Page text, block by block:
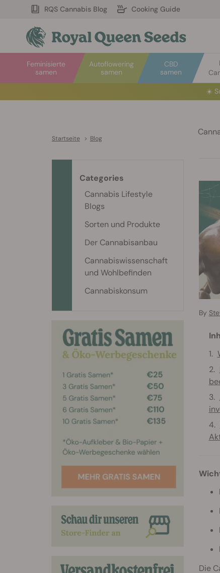
RQS Cannabis Blog Cooking Guide
Autoflowering
samen
Feminisierte
samen
CBD
samen
☀️
Startseite > Blog
By
Die
Categories
Cannabis Lifestyle
Blogs
Sorten und Produkte
Der Cannabisanbau
Cannabiswissenschaft
und Wohlbefinden
Cannabiskonsum